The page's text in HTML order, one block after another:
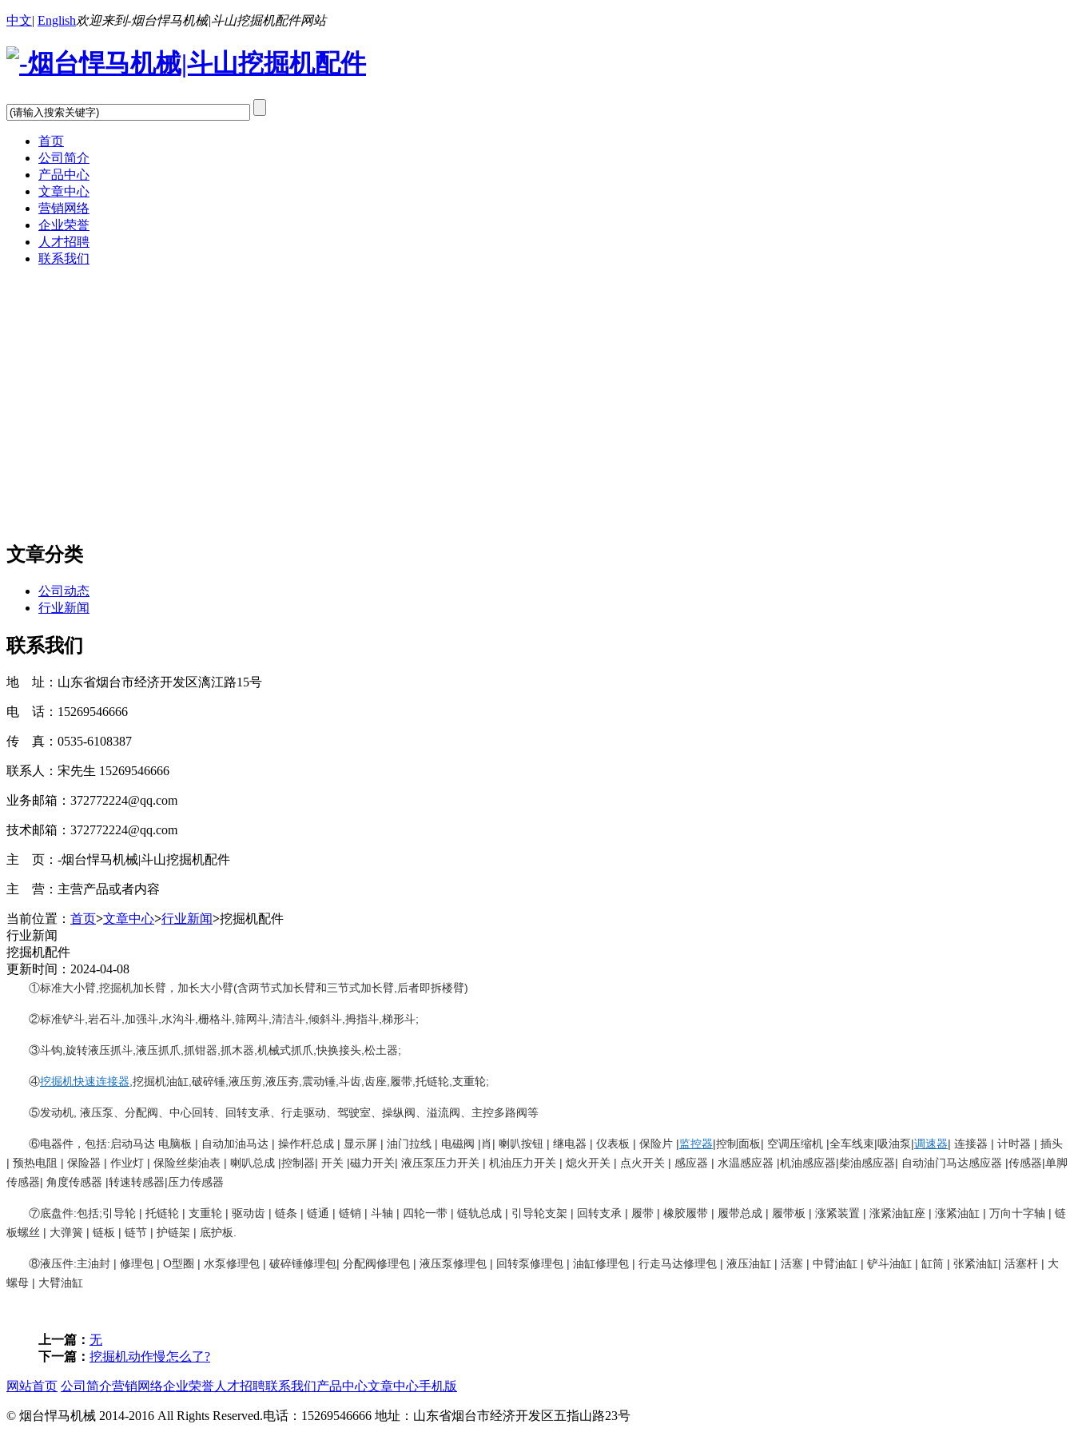
中文| English欢迎来到-烟台悍马机械|斗山挖掘机配件网站
首页
公司简介
产品中心
文章中心
营销网络
企业荣誉
人才招聘
联系我们
文章分类
公司动态
行业新闻
联系我们
地 址：山东省烟台市经济开发区漓江路15号
电 话：15269546666
传 真：0535-6108387
联系人：宋先生 15269546666
业务邮箱：372772224@qq.com
技术邮箱：372772224@qq.com
主 页：-烟台悍马机械|斗山挖掘机配件
主 营：主营产品或者内容
当前位置： 首页>文章中心>行业新闻>挖掘机配件
行业新闻
挖掘机配件
更新时间：2024-04-08
①标准大小臂,挖掘机加长臂，加长大小臂(含两节式加长臂和三节式加长臂,后者即拆楼臂)
②标准铲斗,岩石斗,加强斗,水沟斗,栅格斗,筛网斗,清洁斗,倾斜斗,拇指斗,梯形斗;
③斗钩,旋转液压抓斗,液压抓爪,抓钳器,抓木器,机械式抓爪,快换接头,松土器;
④挖掘机快速连接器 ,挖掘机油缸,破碎锤,液压剪,液压夯,震动锤,斗齿,齿座,履带,托链轮,支重轮;
⑤发动机, 液压泵、分配阀、中心回转、回转支承、行走驱动、驾驶室、操纵阀、溢流阀、主控多路阀等
⑥电器件，包括:启动马达 电脑板 | 自动加油马达 | 操作杆总成 | 显示屏 | 油门拉线 | 电磁阀 |肖| 喇叭按钮 | 继电器 | 仪表板 | 保险片 |监控器|控制面板| 空调压缩机 |全车线束|吸油泵|调速器| 连接器 | 计时器 | 插头
| 预热电阻 | 保险器 | 作业灯 | 保险丝柴油表 | 喇叭总成 |控制器| 开关 |磁力开关| 液压泵压力开关 | 机油压力开关 | 熄火开关 | 点火开关 | 感应器 | 水温感应器 |机油感应器|柴油感应器| 自动油门马达感应器 |传感器|单脚
传感器| 角度传感器 |转速转感器|压力传感器
⑦底盘件:包括;引导轮 | 托链轮 | 支重轮 | 驱动齿 | 链条 | 链通 | 链销 | 斗轴 | 四轮一带 | 链轨总成 | 引导轮支架 | 回转支承 | 履带 | 橡胶履带 | 履带总成 | 履带板 | 涨紧装置 | 涨紧油缸座 | 涨紧油缸 | 万向十字轴 | 链
板螺丝 | 大弹簧 | 链板 | 链节 | 护链架 | 底护板.
⑧液压件:主油封 | 修理包 | O型圈 | 水泵修理包 | 破碎锤修理包| 分配阀修理包 | 液压泵修理包 | 回转泵修理包 | 油缸修理包 | 行走马达修理包 | 液压油缸 | 活塞 | 中臂油缸 | 铲斗油缸 | 缸筒 | 张紧油缸| 活塞杆 | 大
螺母 | 大臂油缸
上一篇： 无
下一篇： 挖掘机动作慢怎么了?
网站首页 公司简介营销网络企业荣誉人才招聘联系我们产品中心文章中心手机版
© 烟台悍马机械 2014-2016 All Rights Reserved.电话：15269546666 地址：山东省烟台市经济开发区五指山路23号